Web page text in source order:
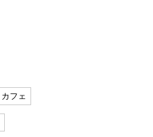
カフェ